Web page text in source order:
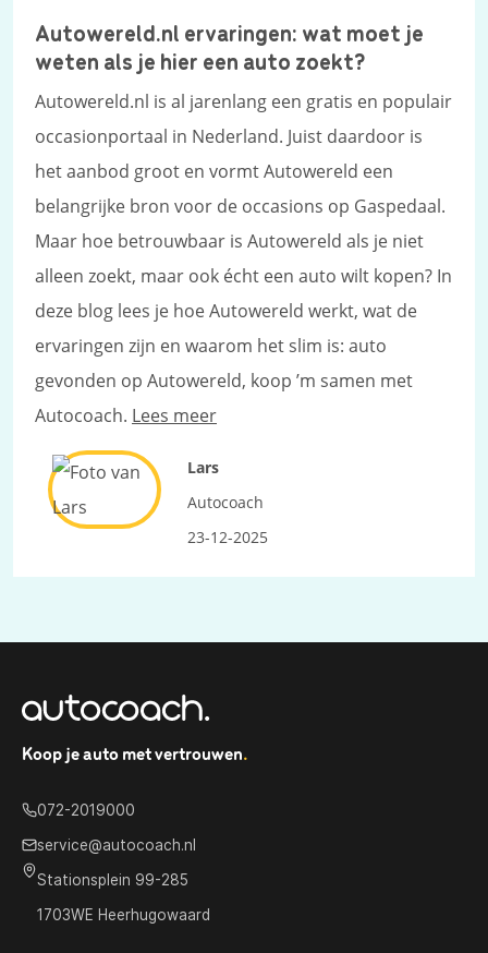
Autowereld.nl ervaringen: wat moet je
weten als je hier een auto zoekt?
Autowereld.nl is al jarenlang een gratis en populair
occasionportaal in Nederland. Juist daardoor is
het aanbod groot en vormt Autowereld een
belangrijke bron voor de occasions op Gaspedaal.
Maar hoe betrouwbaar is Autowereld als je niet
alleen zoekt, maar ook écht een auto wilt kopen? In
deze blog lees je hoe Autowereld werkt, wat de
ervaringen zijn en waarom het slim is: auto
gevonden op Autowereld, koop ’m samen met
Autocoach. Lees meer
Lars
Autocoach
23-12-2025
Koop je auto met vertrouwen.
072-2019000
service@autocoach.nl
Stationsplein 99-285
1703WE Heerhugowaard